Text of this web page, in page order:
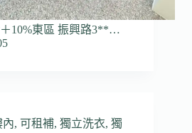
10%東區 振興路3**…
內, 可租補, 獨立洗衣, 獨